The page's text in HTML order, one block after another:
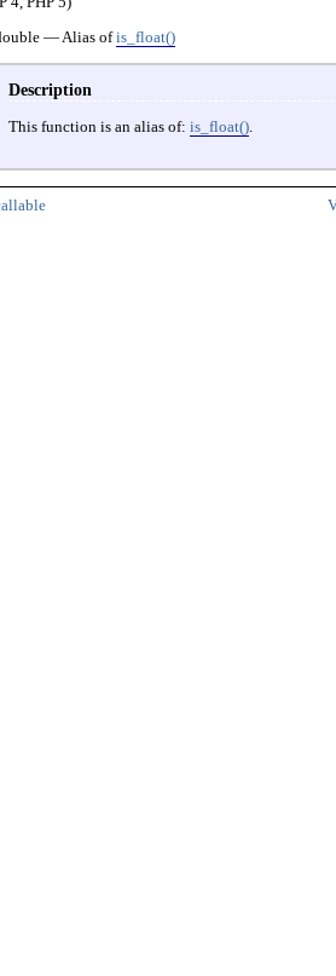
—Alias ofis_float()
Description
This function is an alias of: is_float().